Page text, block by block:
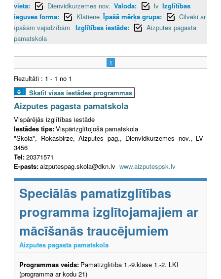
vieta:
Dienvidkurzemes nov. Valoda: lv Izglītības
ieguves forma:
Klātiene Īpašā mērķa grupa:
Cilvēki ar
īpašām vajadzībām
Izglītības iestāde:
Aizputes pagasta
pamatskola
1
Rezultāti : 1 - 1 no 1
Skatīt visas iestādes programmas
Aizputes pagasta pamatskola
Vispārējās izglītības iestāde
Iestādes tips:Vispārizglītojošā pamatskola
"Skola", Rokasbirze, Aizputes pag., Dienvidkurzemes nov., LV-
3456
Tel:20371571
E-pasts:aizputespag.skola@dkn.lv www.aizputespsk.lv
Speciālās pamatizglītības
programma izglītojamajiem ar
mācīšanās traucējumiem
Aizputes pagasta pamatskola
Programmas veids: Pamatizglītība 1.-9.klase 1.-2. LKI
(programma ar kodu 21)